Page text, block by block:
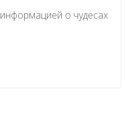
о чудесах